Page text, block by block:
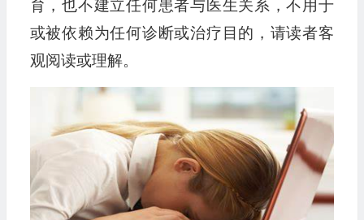
育，也不建立任何患者与医生关系，不用于
或被依赖为任何诊断或治疗目的，请读者客
观阅读或理解。